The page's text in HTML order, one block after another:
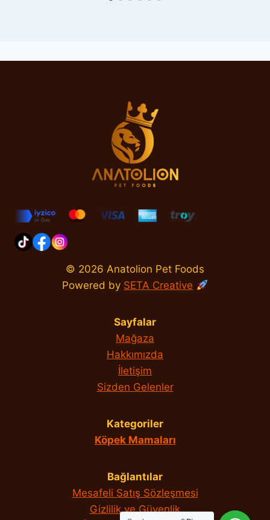
© 2026 Anatolion Pet Foods
Powered by SETA Creative
Sayfalar
Mağaza
Hakkımızda
İletişim
Sizden Gelenler
Kategoriler
Köpek Mamaları
Bağlantılar
Mesafeli Satış Sözleşmesi
Gizlilik ve Güvenlik